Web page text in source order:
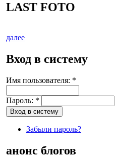
LAST FOTO
далее
Вход в систему
Имя пользователя: *
Пароль: *
Забыли пароль?
анонс блогов